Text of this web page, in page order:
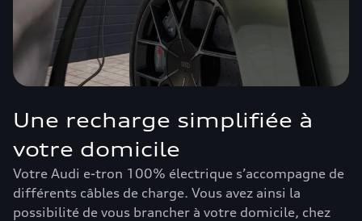
Une recharge simplifiée à
votre domicile
Votre Audi e-tron 100% électrique s’accompagne de
différents câbles de charge. Vous avez ainsi la
possibilité de vous brancher à votre domicile, chez